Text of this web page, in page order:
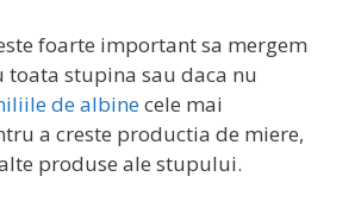
foarte important sa mergem
toata stupina sau daca nu
de albinecele mai
a creste productia de miere,
produse ale stupului.